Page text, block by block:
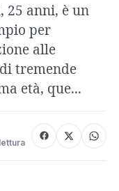
25 anni, è un
per
alle
tremende
età, que...